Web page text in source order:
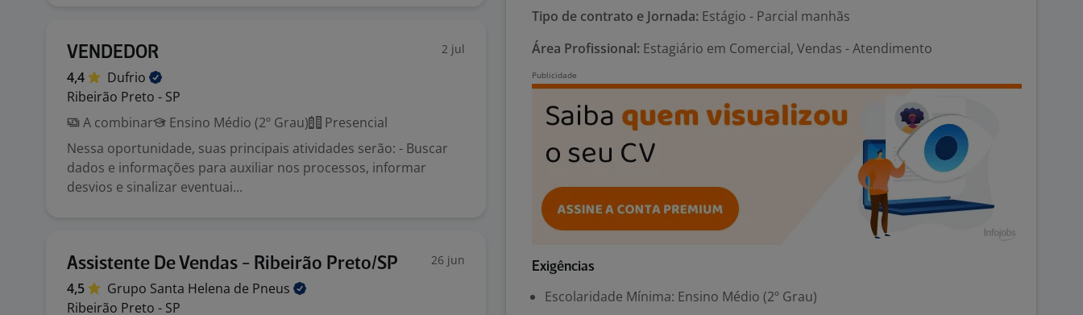
VENDEDOR 2 jul
4,4
Dufrio
Ribeirão Preto - SP
A combinar
Ensino Médio (2º Grau)
Presencial
Nessa oportunidade, suas principais atividades serão: - Buscar
dados e informações para auxiliar nos processos, informar
desvios e sinalizar eventuai...
Assistente De Vendas - Ribeirão Preto/SP 26 jun
4,5 Grupo Santa Helena de Pneus
Ribeirão Preto - SP
Tipo de contrato e Jornada: Estágio - Parcial manhãs
Área Profissional: Estagiário em Comercial, Vendas - Atendimento
Exigências
Escolaridade Mínima: Ensino Médio (2º Grau)